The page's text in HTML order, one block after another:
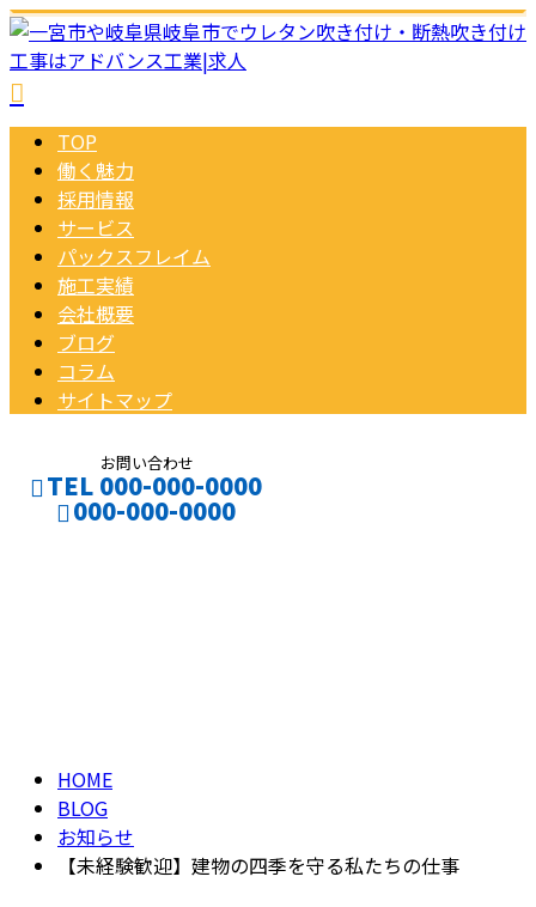
TOP
働く魅力
採用情報
サービス
パックスフレイム
施工実績
会社概要
ブログ
コラム
サイトマップ
お問い合わせ
TEL 000-000-0000
000-000-0000
HOME
BLOG
お知らせ
【未経験歓迎】建物の四季を守る私たちの仕事